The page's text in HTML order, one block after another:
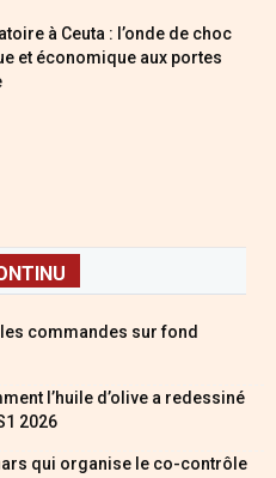
à Ceuta : l’onde de choc
et économique aux portes
commandes sur fond
l’huile d’olive a redessiné
2026
qui organise le co-contrôle